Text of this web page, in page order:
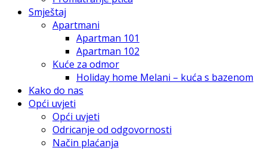
Smještaj
Apartmani
Apartman 101
Apartman 102
Kuće za odmor
Holiday home Melani – kuća s bazenom
Kako do nas
Opći uvjeti
Opći uvjeti
Odricanje od odgovornosti
Način plaćanja